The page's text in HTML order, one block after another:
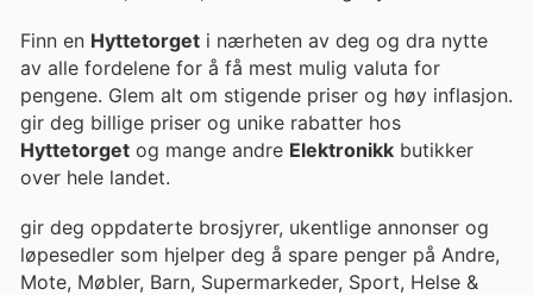
Finn en Hyttetorget i nærheten av deg og dra nytte
av alle fordelene for å få mest mulig valuta for
pengene. Glem alt om stigende priser og høy inflasjon.
gir deg billige priser og unike rabatter hos
Hyttetorget og mange andre Elektronikk butikker
over hele landet.
gir deg oppdaterte brosjyrer, ukentlige annonser og
løpesedler som hjelper deg å spare penger på Andre,
Mote, Møbler, Barn, Supermarkeder, Sport, Helse &